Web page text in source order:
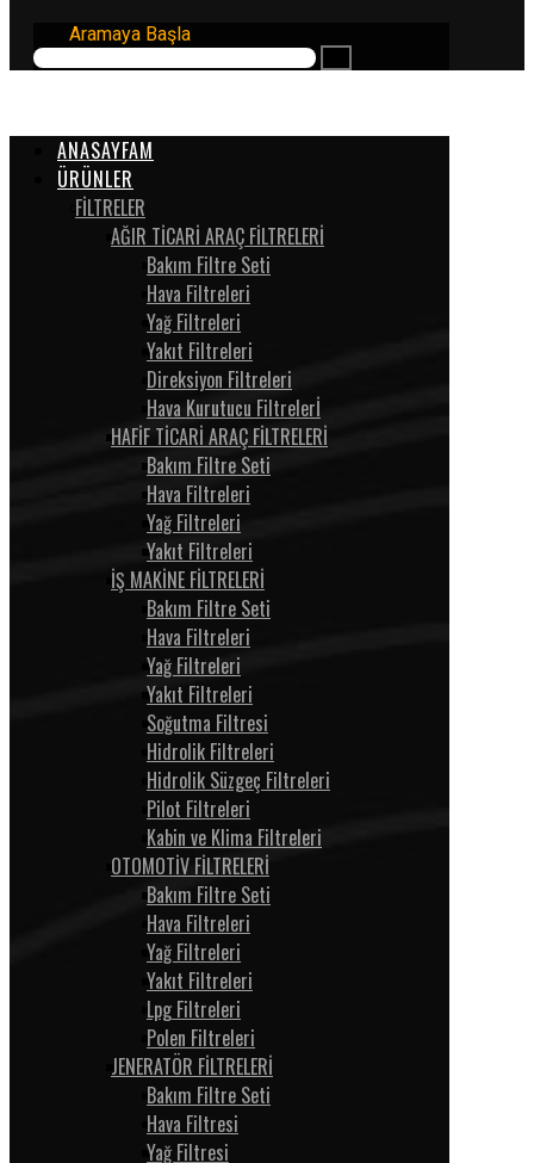
Aramaya Başla
ANASAYFAM
ÜRÜNLER
FİLTRELER
AĞIR TİCARİ ARAÇ FİLTRELERİ
Bakım Filtre Seti
Hava Filtreleri
Yağ Filtreleri
Yakıt Filtreleri
Direksiyon Filtreleri
Hava Kurutucu Filtrelerİ
HAFİF TİCARİ ARAÇ FİLTRELERİ
Bakım Filtre Seti
Hava Filtreleri
Yağ Filtreleri
Yakıt Filtreleri
İŞ MAKİNE FİLTRELERİ
Bakım Filtre Seti
Hava Filtreleri
Yağ Filtreleri
Yakıt Filtreleri
Soğutma Filtresi
Hidrolik Filtreleri
Hidrolik Süzgeç Filtreleri
Pilot Filtreleri
Kabin ve Klima Filtreleri
OTOMOTİV FİLTRELERİ
Bakım Filtre Seti
Hava Filtreleri
Yağ Filtreleri
Yakıt Filtreleri
Lpg Filtreleri
Polen Filtreleri
JENERATÖR FİLTRELERİ
Bakım Filtre Seti
Hava Filtresi
Yağ Filtresi